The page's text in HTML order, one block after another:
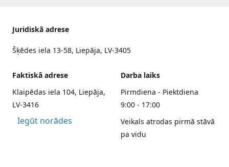
Juridiskā adrese
Šķēdes iela 13-58, Liepāja, LV-3405
Faktiskā adrese
Klaipēdas iela 104, Liepāja,
LV-3416
Iegūt norādes
Darba laiks
Pirmdiena - Piektdiena
9:00 - 17:00
Veikals atrodas pirmā stāvā
pa vidu